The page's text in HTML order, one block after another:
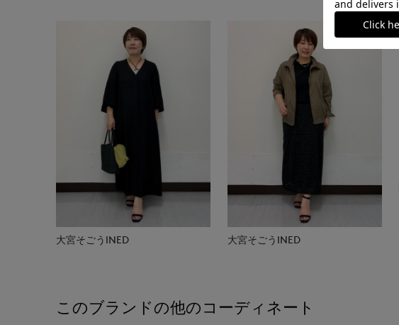
大宮そごうINED 大宮そごうINED
このブランドの他のコーディネート